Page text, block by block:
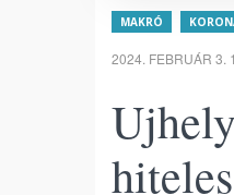
MAKRÓ
2024. FEBRUÁR 3.